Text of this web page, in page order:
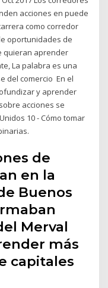
acciones en puede
como corredor
oportunidades de
quieran aprender
La palabra es una
del comercio En el
y aprender
acciones se
10 - Cómo tomar
de
en la
Buenos
Merval
más
capitales